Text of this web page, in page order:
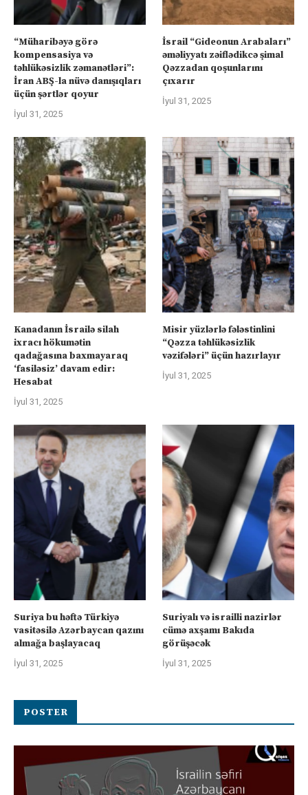
“Müharibəyə görə
kompensasiya və
təhlükəsizlik zəmanətləri”:
İran ABŞ-la nüvə danışıqları
üçün şərtlər qoyur
İyul 31, 2025
İsrail “Gideonun Arabaları”
əməliyyatı zəiflədikcə şimal
Qəzzadan qoşunlarını
çıxarır
İyul 31, 2025
Kanadanın İsrailə silah
ixracı hökumətin
qadağasına baxmayaraq
‘fasiləsiz’ davam edir:
Hesabat
İyul 31, 2025
Misir yüzlərlə fələstinlini
“Qəzza təhlükəsizlik
vəzifələri” üçün hazırlayır
İyul 31, 2025
Suriya bu həftə Türkiyə
vasitəsilə Azərbaycan qazını
almağa başlayacaq
İyul 31, 2025
Suriyalı və israilli nazirlər
cümə axşamı Bakıda
görüşəcək
İyul 31, 2025
POSTER